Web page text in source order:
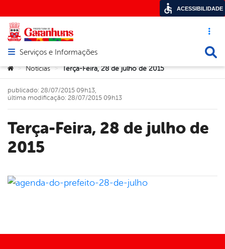
Acesso
Abrir menu principal de navegação
Serviços e Informações
Você está aqui:
> Notícias > Terça-Feira, 28 de julho de 2015
Terça-Feira, 28 de julho de
2015
publicado: 28/07/2015 09h13,
última modificação: 28/07/2015 09h13
ACESSIBILIDADE